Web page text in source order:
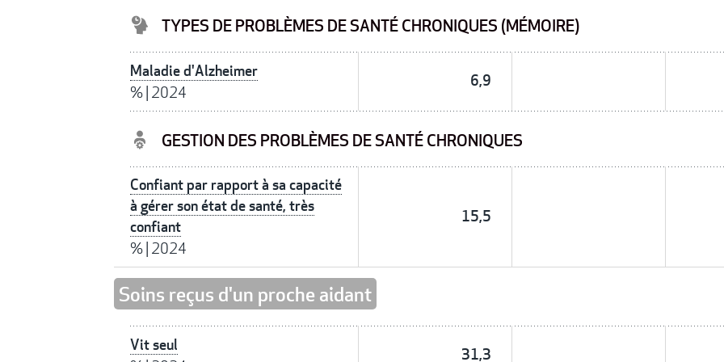
TYPES DE PROBLÈMES DE SANTÉ CHRONIQUES (MÉMOIRE)
Maladie d'Alzheimer
%| 2024
6,9
GESTION DES PROBLÈMES DE SANTÉ CHRONIQUES
Confiant par rapport à sa capacité
à gérer son état de santé, très
confiant
%| 2024
15,5
Soins reçus d'un proche aidant
Vit seul
31,3